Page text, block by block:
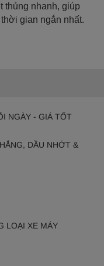
thủng nhanh, giúp
gian ngắn nhất.
NGÀY - GIÁ TỐT
DẦU NHỚT &
LOẠI XE MÁY